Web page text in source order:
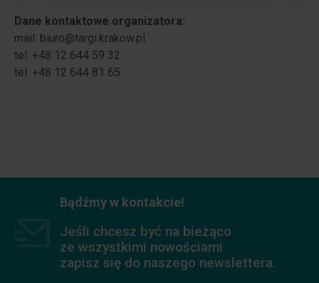
Dane kontaktowe organizatora:
mail: biuro@targi.krakow.pl
tel. +48 12 644 59 32
tel. +48 12 644 81 65
Bądźmy w kontakcie!
Jeśli chcesz być na bieżąco
ze wszystkimi nowościami
zapisz się do naszego newslettera.